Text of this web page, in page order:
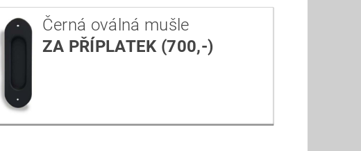
Černá oválná mušle
ZA PŘÍPLATEK (700,-)